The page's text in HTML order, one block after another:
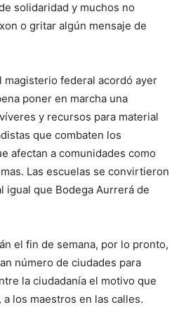
solidaridad y muchos no
o gritar algún mensaje de
magisterio federal acordó ayer
poner en marcha una
y recursos para material
que combaten los
afectan a comunidades como
Las escuelas se convirtieron
igual que Bodega Aurrerá de
el fin de semana, por lo pronto,
número de ciudades para
la ciudadanía el motivo que
los maestros en las calles.